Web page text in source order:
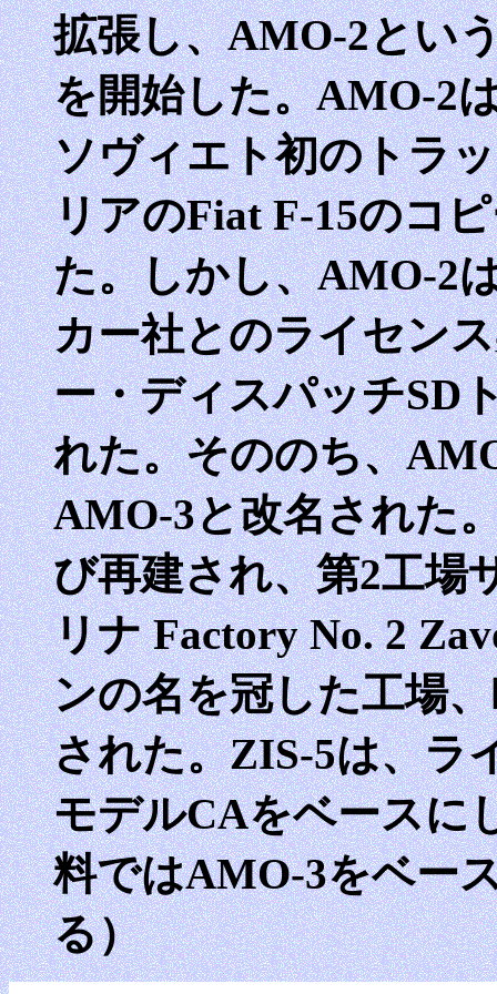
拡張し、AMO-2とい
を開始した。AMO-2
ソヴィエト初のトラ
リアのFiat F-15のコ
た。しかし、AMO-2
カー社とのライセン
ー・ディスパッチSD
れた。そののち、
AMO-3と改名された
び再建され、第2工場
リナ Factory No. 2
ンの名を冠した工場
された。ZIS-5は、ラ
モデルCAをベースに
料ではAMO-3をベー
る）